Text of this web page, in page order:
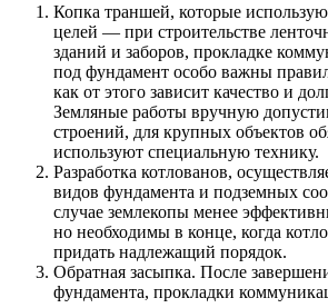
Копка траншей, которые
целей — при строительстве
зданий и заборов, прокладке
под фундамент особо важны
как от этого зависит качество и
Земляные работы вручную
строений, для крупных объектов
используют специальную технику.
Разработка котлованов,
видов фундамента и подземных
случае землекопы менее
но необходимы в конце, когда
придать надлежащий порядок.
Обратная засыпка. После
фундамента, прокладки